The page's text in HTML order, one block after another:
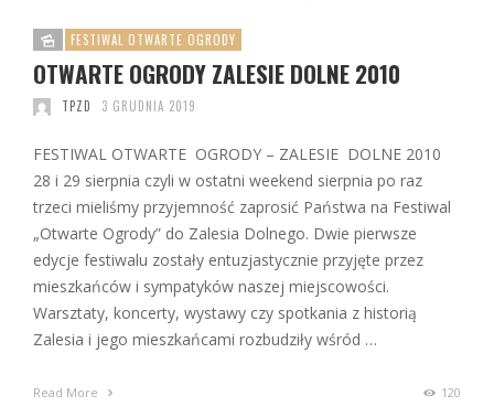
FESTIWAL OTWARTE OGRODY
OTWARTE OGRODY ZALESIE DOLNE 2010
TPZD 3 GRUDNIA 2019
FESTIWAL OTWARTE OGRODY – ZALESIE DOLNE 2010
28 i 29 sierpnia czyli w ostatni weekend sierpnia po raz
trzeci mieliśmy przyjemność zaprosić Państwa na Festiwal
„Otwarte Ogrody” do Zalesia Dolnego. Dwie pierwsze
edycje festiwalu zostały entuzjastycznie przyjęte przez
mieszkańców i sympatyków naszej miejscowości.
Warsztaty, koncerty, wystawy czy spotkania z historią
Zalesia i jego mieszkańcami rozbudziły wśród …
Read More 120